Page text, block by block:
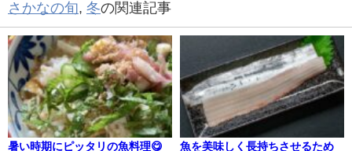
さかなの旬, 冬の関連記事
暑い時期にピッタリの魚料理😋 魚を美味しく長持ちさせるため